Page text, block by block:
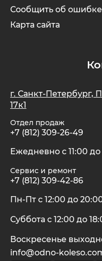
Сообщить об ошибке
Карта сайта
г. Санкт-Петербург,
17к1
Отдел продаж
+7 (812) 309-26-49
Ежедневно с 11:00
Сервис и ремонт
+7 (812) 309-42-86
Пн-Пт с 12:00 до
Суббота с 12:00 до
Воскресенье
info@odno-